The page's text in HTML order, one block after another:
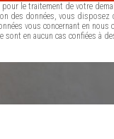
le traitement de votre
des données, vous disposez
vous concernant en nous
en aucun cas confiées à